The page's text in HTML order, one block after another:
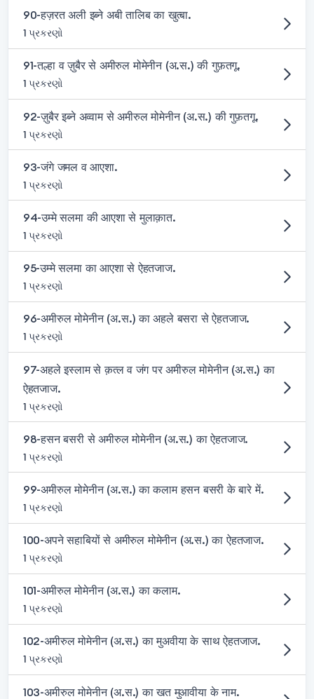
90-हज़रत अली इब्ने अबी तालिब का खुत्बा.
1 પ્રકરણો
91-तल्हा व ज़ुबैर से अमीरुल मोमेनीन (अ.स.) की गुफ़तगू.
1 પ્રકરણો
92-ज़ुबैर इब्ने अव्वाम से अमीरुल मोमेनीन (अ.स.) की गुफ़तगू.
1 પ્રકરણો
93-जंगे जमल व आएशा.
1 પ્રકરણો
94-उम्मे सलमा की आएशा से मुलाक़ात.
1 પ્રકરણો
95-उम्मे सलमा का आएशा से ऐहतजाज.
1 પ્રકરણો
96-अमीरुल मोमेनीन (अ.स.) का अहले बसरा से ऐहतजाज.
1 પ્રકરણો
97-अहले इस्लाम से क़त्ल व जंग पर अमीरुल मोमेनीन (अ.स.) का
ऐहतजाज.
1 પ્રકરણો
98-हसन बसरी से अमीरुल मोमेनीन (अ.स.) का ऐहतजाज.
1 પ્રકરણો
99-अमीरुल मोमेनीन (अ.स.) का कलाम हसन बसरी के बारे में.
1 પ્રકરણો
100-अपने सहाबियों से अमीरुल मोमेनीन (अ.स.) का ऐहतजाज.
1 પ્રકરણો
101-अमीरुल मोमेनीन (अ.स.) का कलाम.
1 પ્રકરણો
102-अमीरुल मोमेनीन (अ.स.) का मुअवीया के साथ ऐहतजाज.
1 પ્રકરણો
103-अमीरुल मोमेनीन (अ.स.) का खत मुआवीया के नाम.